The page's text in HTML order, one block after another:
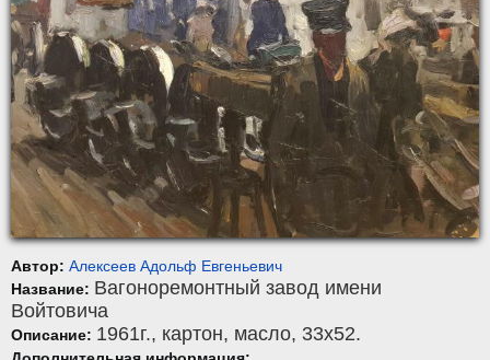
Автор: Алексеев Адольф Евгеньевич
Название: Вагоноремонтный завод имени
Войтовича
Описание: 1961г., картон, масло, 33x52.